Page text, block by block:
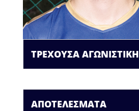
ΤΡΕΧΟΥΣΑ ΑΓΩΝΙΣΤΙΚΗ
ΑΠΟΤΕΛΕΣΜΑΤΑ